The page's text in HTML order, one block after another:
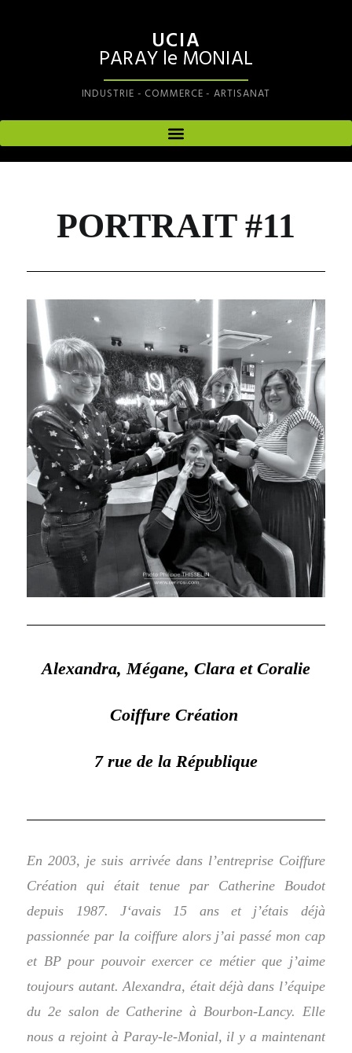
UCIA
PARAY le MONIAL
INDUSTRIE - COMMERCE - ARTISANAT
PORTRAIT #11
Alexandra, Mégane, Clara et Coralie
Coiffure Création
7 rue de la République
En 2003, je suis arrivée dans l’entreprise Coiffure
Création qui était tenue par Catherine Boudot
depuis 1987. J‘avais 15 ans et j’étais déjà
passionnée par la coiffure alors j’ai passé mon cap
et BP pour pouvoir exercer ce métier que j’aime
toujours autant.Alexandra, était déjà dans l’équipe
du 2e salon de Catherine à Bourbon-Lancy. Elle
nous a rejoint à Paray-le-Monial, il y a maintenant